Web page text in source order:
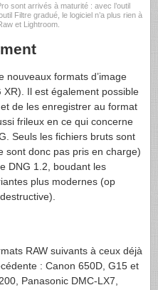
sont arrivés à maturité : avec l’outil
Filtre gradué, le logiciel n’a plus rien à
et Lightroom.
nouveaux formats d’image
XR). Il est également possible
de les enregistrer au format
frileux en ce qui concerne
Seuls les fichiers bruts sont
sont donc pas pris en charge)
DNG 1.2, boudant les
plus modernes (op
RAW suivants à ceux déjà
: Canon 650D, G15 et
Panasonic DMC-LX7,